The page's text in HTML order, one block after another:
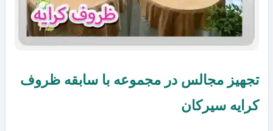
تجهیز مجالس در مجموعه با سابقه ظروف
کرایه سیرکان